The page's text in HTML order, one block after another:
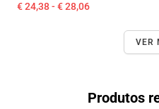
€ 24,38 - € 28,06
VER
Produtos